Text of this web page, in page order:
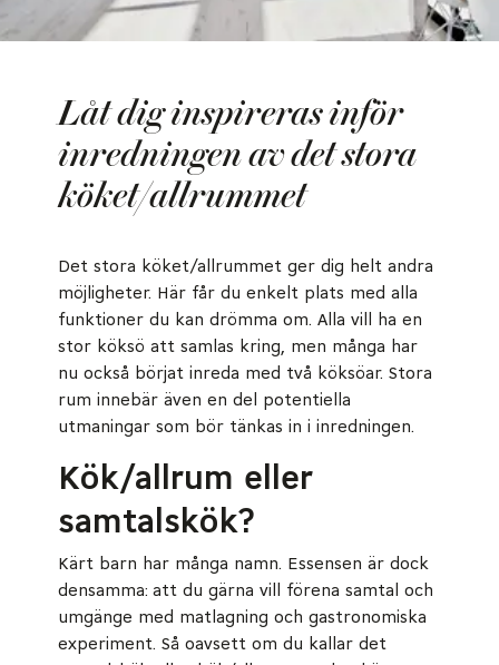
Låt dig inspireras inför
inredningen av det stora
köket/allrummet
Det stora köket/allrummet ger dig helt andra
möjligheter. Här får du enkelt plats med alla
funktioner du kan drömma om. Alla vill ha en
stor köksö att samlas kring, men många har
nu också börjat inreda med två köksöar. Stora
rum innebär även en del potentiella
utmaningar som bör tänkas in i inredningen.
Kök/allrum eller
samtalskök?
Kärt barn har många namn. Essensen är dock
densamma: att du gärna vill förena samtal och
umgänge med matlagning och gastronomiska
experiment. Så oavsett om du kallar det